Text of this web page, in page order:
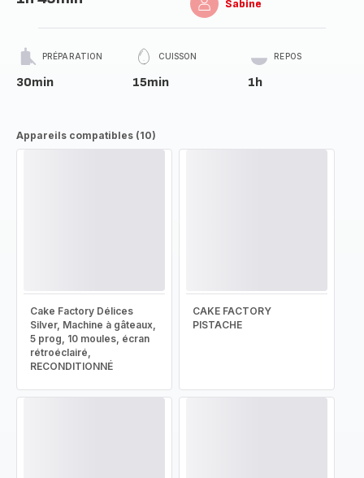
Sabine
PRÉPARATION
30min
CUISSON
15min
REPOS
1h
Appareils compatibles (10)
Cake Factory Délices
Silver, Machine à gâteaux,
5 prog, 10 moules, écran
rétroéclairé,
RECONDITIONNÉ
CAKE FACTORY
PISTACHE